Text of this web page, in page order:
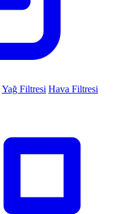
Yağ Filtresi Hava Filtresi